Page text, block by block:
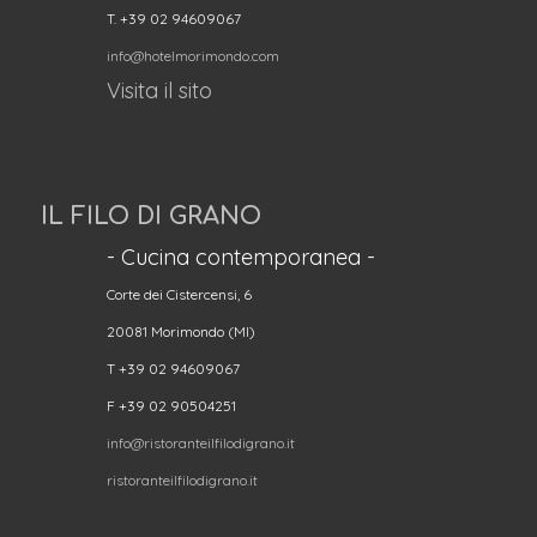
T. +39 02 94609067
info@hotelmorimondo.com
Visita il sito
IL FILO DI GRANO
- Cucina contemporanea -
Corte dei Cistercensi, 6
20081 Morimondo (MI)
T +39 02 94609067
F +39 02 90504251
info@ristoranteilfilodigrano.it
ristoranteilfilodigrano.it